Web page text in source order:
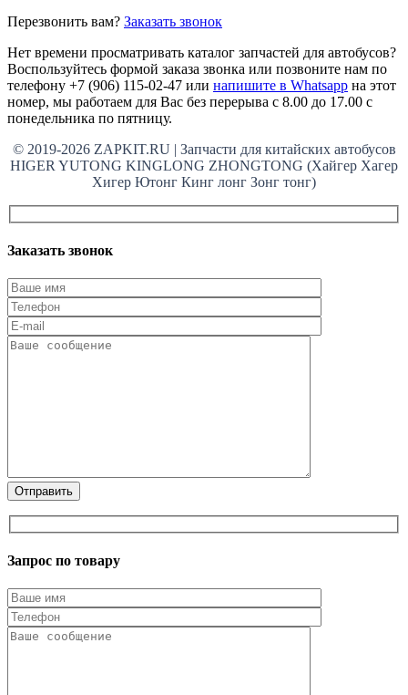
Перезвонить вам? Заказать звонок
Нет времени просматривать каталог запчастей для автобусов?
Воспользуйтесь формой заказа звонка или позвоните нам по
телефону +7 (906) 115-02-47 или напишите в Whatsapp на этот
номер, мы работаем для Вас без перерыва с 8.00 до 17.00 с
понедельника по пятницу.
© 2019-2026 ZAPKIT.RU | Запчасти для китайских автобусов
HIGER YUTONG KINGLONG ZHONGTONG (Хайгер Хагер
Хигер Ютонг Кинг лонг Зонг тонг)
Заказать звонок
Запрос по товару